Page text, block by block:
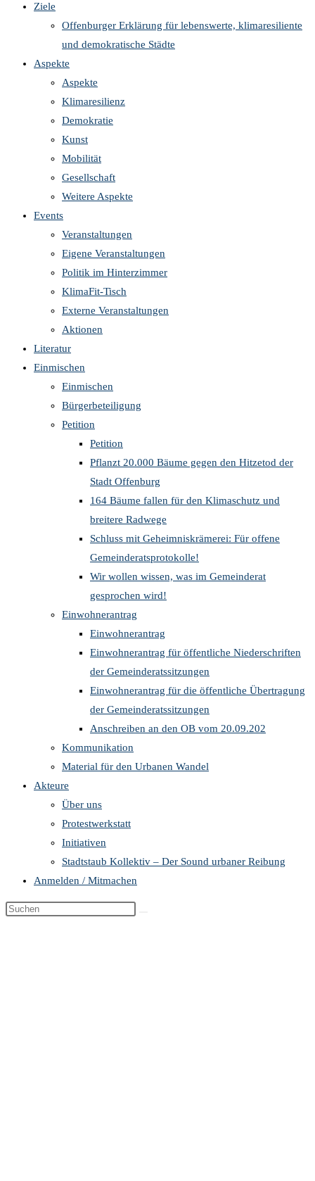
Ziele
Offenburger Erklärung für lebenswerte, klimaresiliente
und demokratische Städte
Aspekte
Aspekte
Klimaresilienz
Demokratie
Kunst
Mobilität
Gesellschaft
Weitere Aspekte
Events
Veranstaltungen
Eigene Veranstaltungen
Politik im Hinterzimmer
KlimaFit-Tisch
Externe Veranstaltungen
Aktionen
Literatur
Einmischen
Einmischen
Bürgerbeteiligung
Petition
Petition
Pflanzt 20.000 Bäume gegen den Hitzetod der
Stadt Offenburg
164 Bäume fallen für den Klimaschutz und
breitere Radwege
Schluss mit Geheimniskrämerei: Für offene
Gemeinderatsprotokolle!
Wir wollen wissen, was im Gemeinderat
gesprochen wird!
Einwohnerantrag
Einwohnerantrag
Einwohnerantrag für öffentliche Niederschriften
der Gemeinderatssitzungen
Einwohnerantrag für die öffentliche Übertragung
der Gemeinderatssitzungen
Anschreiben an den OB vom 20.09.202
Kommunikation
Material für den Urbanen Wandel
Akteure
Über uns
Protestwerkstatt
Initiativen
Stadtstaub Kollektiv – Der Sound urbaner Reibung
Anmelden / Mitmachen
Diese